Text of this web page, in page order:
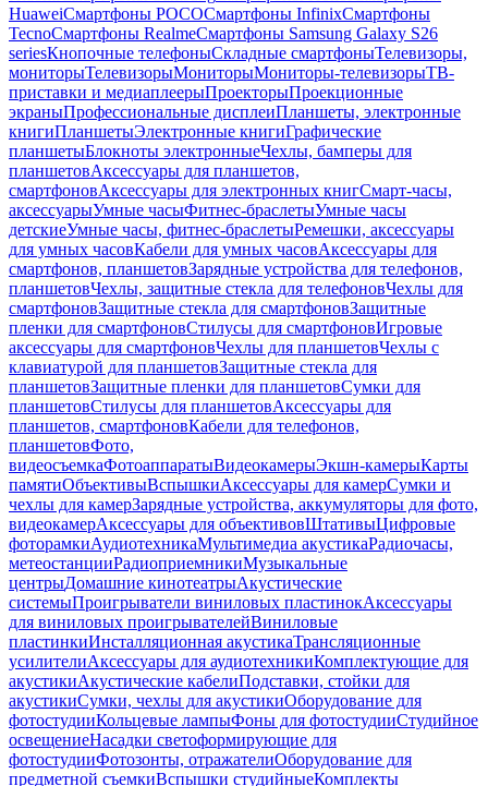
HuaweiСмартфоны POCOСмартфоны InfinixСмартфоны
TecnoСмартфоны RealmeСмартфоны Samsung Galaxy S26
seriesКнопочные телефоныСкладные смартфоныТелевизоры,
мониторыТелевизорыМониторыМониторы-телевизорыТВ-
приставки и медиаплеерыПроекторыПроекционные
экраныПрофессиональные дисплеиПланшеты, электронные
книгиПланшетыЭлектронные книгиГрафические
планшетыБлокноты электронныеЧехлы, бамперы для
планшетовАксессуары для планшетов,
смартфоновАксессуары для электронных книгСмарт-часы,
аксессуарыУмные часыФитнес-браслетыУмные часы
детскиеУмные часы, фитнес-браслетыРемешки, аксессуары
для умных часовКабели для умных часовАксессуары для
смартфонов, планшетовЗарядные устройства для телефонов,
планшетовЧехлы, защитные стекла для телефоновЧехлы для
смартфоновЗащитные стекла для смартфоновЗащитные
пленки для смартфоновСтилусы для смартфоновИгровые
аксессуары для смартфоновЧехлы для планшетовЧехлы с
клавиатурой для планшетовЗащитные стекла для
планшетовЗащитные пленки для планшетовСумки для
планшетовСтилусы для планшетовАксессуары для
планшетов, смартфоновКабели для телефонов,
планшетовФото,
видеосъемкаФотоаппаратыВидеокамерыЭкшн-камерыКарты
памятиОбъективыВспышкиАксессуары для камерСумки и
чехлы для камерЗарядные устройства, аккумуляторы для фото,
видеокамерАксессуары для объективовШтативыЦифровые
фоторамкиАудиотехникаМультимедиа акустикаРадиочасы,
метеостанцииРадиоприемникиМузыкальные
центрыДомашние кинотеатрыАкустические
системыПроигрыватели виниловых пластинокАксессуары
для виниловых проигрывателейВиниловые
пластинкиИнсталляционная акустикаТрансляционные
усилителиАксессуары для аудиотехникиКомплектующие для
акустикиАкустические кабелиПодставки, стойки для
акустикиСумки, чехлы для акустикиОборудование для
фотостудииКольцевые лампыФоны для фотостудииСтудийное
освещениеНасадки светоформирующие для
фотостудииФотозонты, отражателиОборудование для
предметной съемкиВспышки студийныеКомплекты